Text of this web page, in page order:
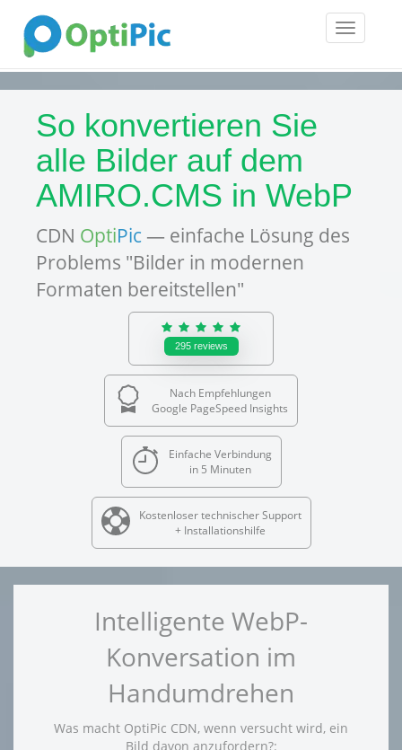
Toggle
So konvertieren Sie
alle Bilder auf dem
AMIRO.CMS in WebP
CDN OptiPic — einfache Lösung des
Problems "Bilder in modernen
Formaten bereitstellen"
295 reviews
Nach Empfehlungen
Google PageSpeed Insights
Einfache Verbindung
in 5 Minuten
Kostenloser technischer Support
+ Installationshilfe
Intelligente WebP-
Konversation im
Handumdrehen
Was macht OptiPic CDN, wenn versucht wird, ein
Bild davon anzufordern?: